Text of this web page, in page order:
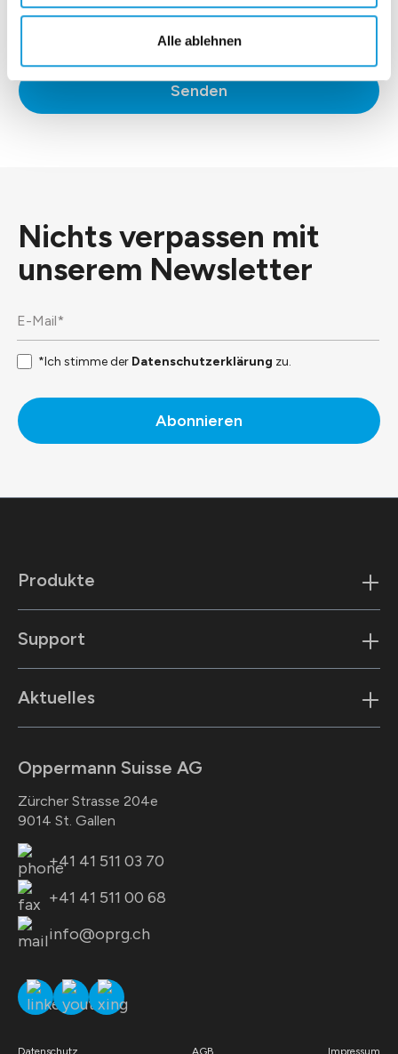
Alle ablehnen
Senden
Nichts verpassen mit
unserem Newsletter
*Ich stimme der Datenschutzerklärung zu.
Abonnieren
Oppermann Suisse AG
Zürcher Strasse 204e
9014 St. Gallen
+41 41 511 03 70
+41 41 511 00 68
info@oprg.ch
Produkte
Support
Aktuelles
Datenschutz AGB Impressum